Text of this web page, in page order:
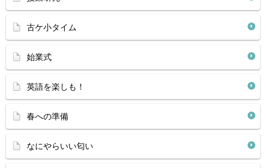
古ケ小タイム
始業式
英語を楽しも！
春への準備
なにやらいい匂い